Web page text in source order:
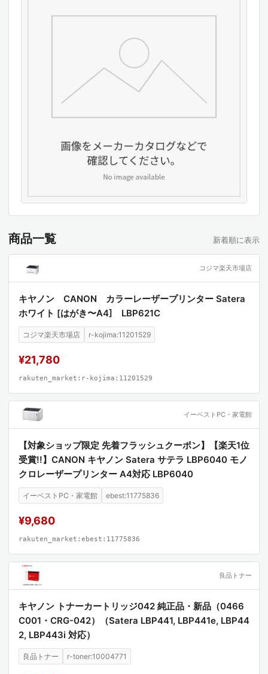
商品一覧 新着順に表示
コジマ楽天市場店
キヤノン CANON カラーレーザープリンター Satera
ホワイト [はがき〜A4] LBP621C
コジマ楽天市場店 r-kojima:11201529
¥21,780
rakuten_market:r-kojima:11201529
イーベストPC・家電館
【対象ショップ限定 先着フラッシュクーポン】【楽天1位
受賞!!】CANON キヤノン Satera サテラ LBP6040 モノ
クロレーザープリンター A4対応 LBP6040
イーベストPC・家電館 ebest:11775836
¥9,680
rakuten_market:ebest:11775836
良品トナー
キヤノン トナーカートリッジ042 純正品・新品（0466
C001・CRG-042）（Satera LBP441, LBP441e, LBP44
2, LBP443i 対応）
良品トナー r-toner:10004771